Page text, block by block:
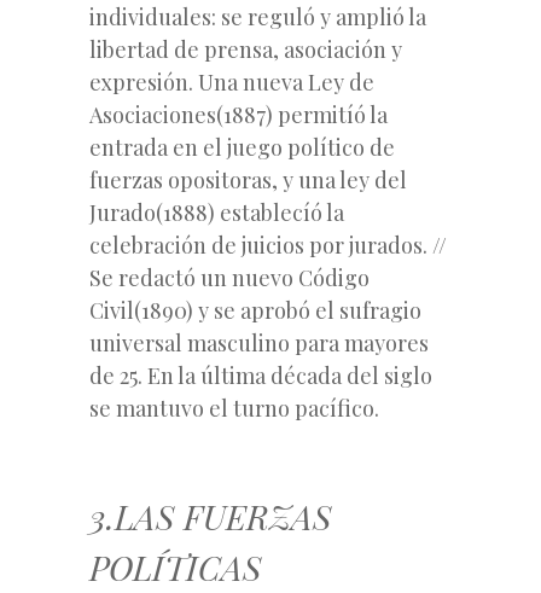
individuales: se reguló y amplió la
libertad de prensa, asociación y
expresión. Unanueva Ley de
Asociaciones(1887) permitíó la
entrada en el juego político de
fuerzas opositoras, y unaley del
Jurado(1888) establecíó la
celebración de juicios por jurados. //
Se redactó un nuevo Código
Civil(1890) y se aprobó el sufragio
universal masculino para mayores
de 25. En la última década del siglo
se mantuvo el turno pacífico.
3.LAS FUERZAS
POLÍTICAS